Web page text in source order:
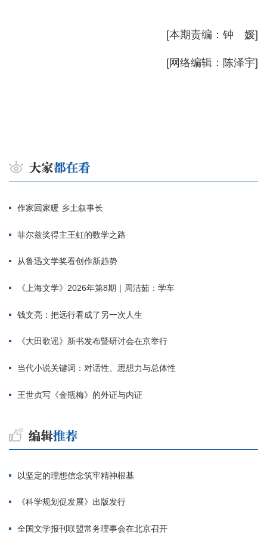
[本期责编：钟 媛]
[网络编辑：陈泽宇]
作家回家暖 乡土叙事长
菲尔兹奖得主王虹的数学之路
从鲁迅文学奖看创作新趋势
《上海文学》2026年第8期｜周洁茹：学车
钱文亮：把远行看成了另一次人生
《大田歌谣》新书发布暨研讨会在京举行
当代小说关键词：对话性、思想力与总体性
王世贞写《金瓶梅》的外证与内证
以坚定的理想信念筑牢精神根基
《科学规划促发展》出版发行
全国文学报刊联盟常务理事会在北京召开